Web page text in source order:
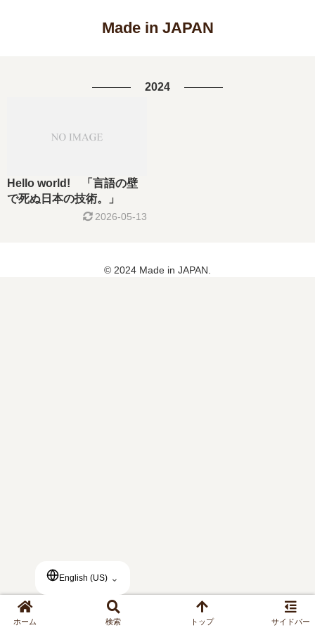
Made in JAPAN
2024
Hello world! 「言語の壁
で死ぬ日本の技術。」
2026-05-13
© 2024 Made in JAPAN.
ホーム 検索 トップ サイドバー
English (US) ⌄